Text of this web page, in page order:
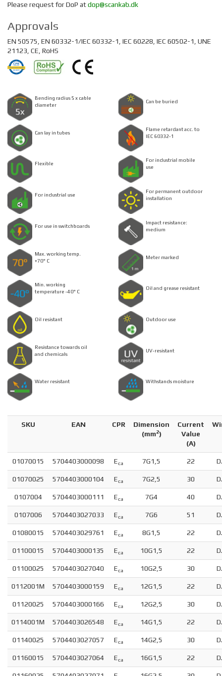
Please request for DoP atdop@scankab.dk
Approvals
EN 50575, EN 60332-1/IEC 60332-1, IEC 60228, IEC 60502-1, UNE
21123, CE, RoHS
Bending radius 5 x cable
diameter
Can be buried
Can lay in tubes
Flame retardant acc. to
IEC 60332-1
Flexible
For industrial mobile
use
For industrial use
For permanent outdoor
installation
For use in switchboards
Impact resistance:
medium
Max. working temp.
+70° C
Meter marked
Min. working
temperature -40° C
Oil and grease resistant
Oil resistant Outdoor use
Resistance towards oil
and chemicals
UV-resistant
Water resistant Withstands moisture
SKU EAN CPR
Dimension
(mm2)
Current
Value
(A)
01070015 5704403000098 Eca 7G1,5 22
01070025 5704403000104 Eca 7G2,5 30
0107004 5704403000111 Eca 7G4 40
0107006 5704403027033 Eca 7G6 51
01080015 5704403029761 Eca 8G1,5 22
01100015 5704403000135 Eca 10G1,5 22
01100025 5704403027040 Eca 10G2,5 30
0112001M 5704403000159 Eca 12G1,5 22
01120025 5704403000166 Eca 12G2,5 30
0114001M 5704403026548 Eca 14G1,5 22
01140025 5704403027057 Eca 14G2,5 30
01160015 5704403027064 Eca 16G1,5 22